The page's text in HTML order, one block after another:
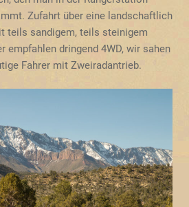
Zufahrt über eine landschaftlich
teils sandigem, teils steinigem
empfahlen dringend 4WD, wir sahen
Fahrer mit Zweiradantrieb.